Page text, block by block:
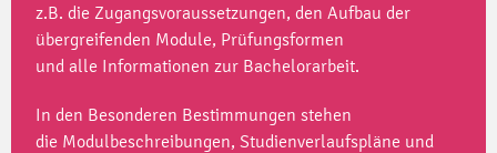
z.B. die Zugangsvoraussetzungen, den Aufbau der
übergreifenden Module, Prüfungsformen
und alle Informationen zur Bachelorarbeit.
In den Besonderen Bestimmungen stehen
die Modulbeschreibungen, Studienverlaufspläne und